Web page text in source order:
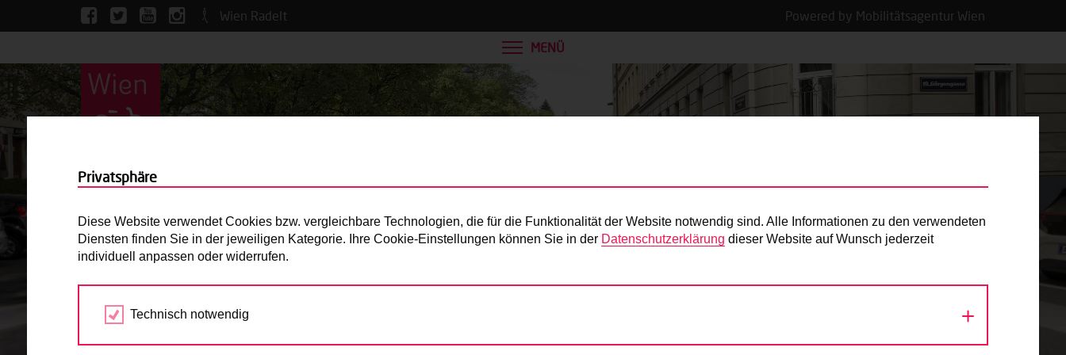
Wien Radelt Powered by Mobilitätsagentur Wien
MENÜ
Presse
Privatsphäre
Diese Website verwendet Cookies bzw. vergleichbare Technologien, die für die Funktionalität der Website notwendig sind. Alle Informationen zu den verwendeten
Diensten finden Sie in der jeweiligen Kategorie. Ihre Cookie-Einstellungen können Sie in der Datenschutzerklärung dieser Website auf Wunsch jederzeit
individuell anpassen oder widerrufen.
Technisch notwendig